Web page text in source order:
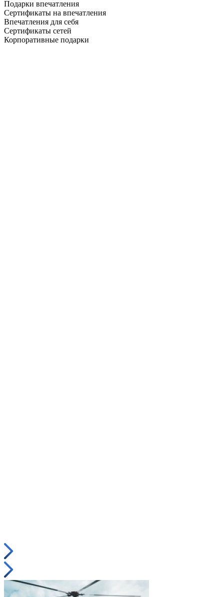
Подарки впечатления
Сертификаты на впечатления
Впечатления для себя
Сертификаты сетей
Корпоративные подарки